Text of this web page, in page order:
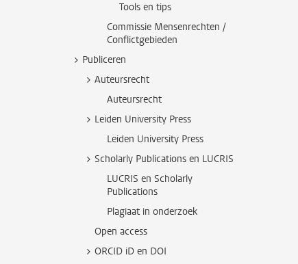
Tools en tips
Commissie Mensenrechten /
Conflictgebieden
Publiceren
Auteursrecht
Auteursrecht
Leiden University Press
Leiden University Press
Scholarly Publications en LUCRIS
LUCRIS en Scholarly
Publications
Plagiaat in onderzoek
Open access
ORCID iD en DOI